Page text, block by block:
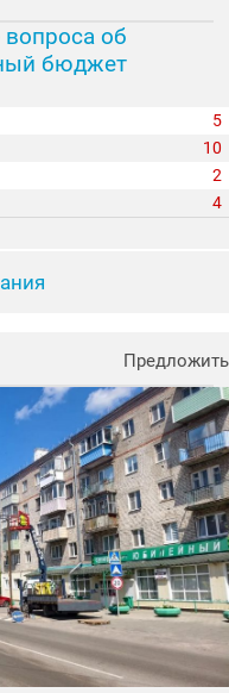
об
бюджет
5
10
2
4
Предложить